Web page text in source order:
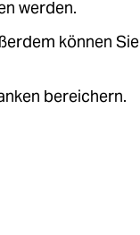
werden.
können Sie
bereichern.